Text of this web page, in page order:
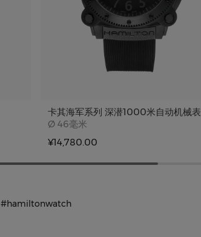
卡其海军系列 深潜1000米自动机械表
Ø Case size
46毫米
¥14,780.00
#hamiltonwatch